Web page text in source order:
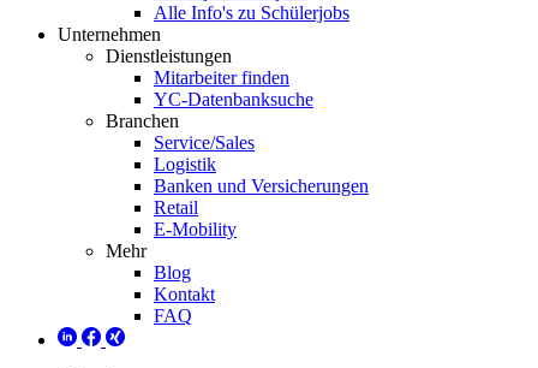
Alle Info's zu Schülerjobs
Unternehmen
Dienstleistungen
Mitarbeiter finden
YC-Datenbanksuche
Branchen
Service/Sales
Logistik
Banken und Versicherungen
Retail
E-Mobility
Mehr
Blog
Kontakt
FAQ